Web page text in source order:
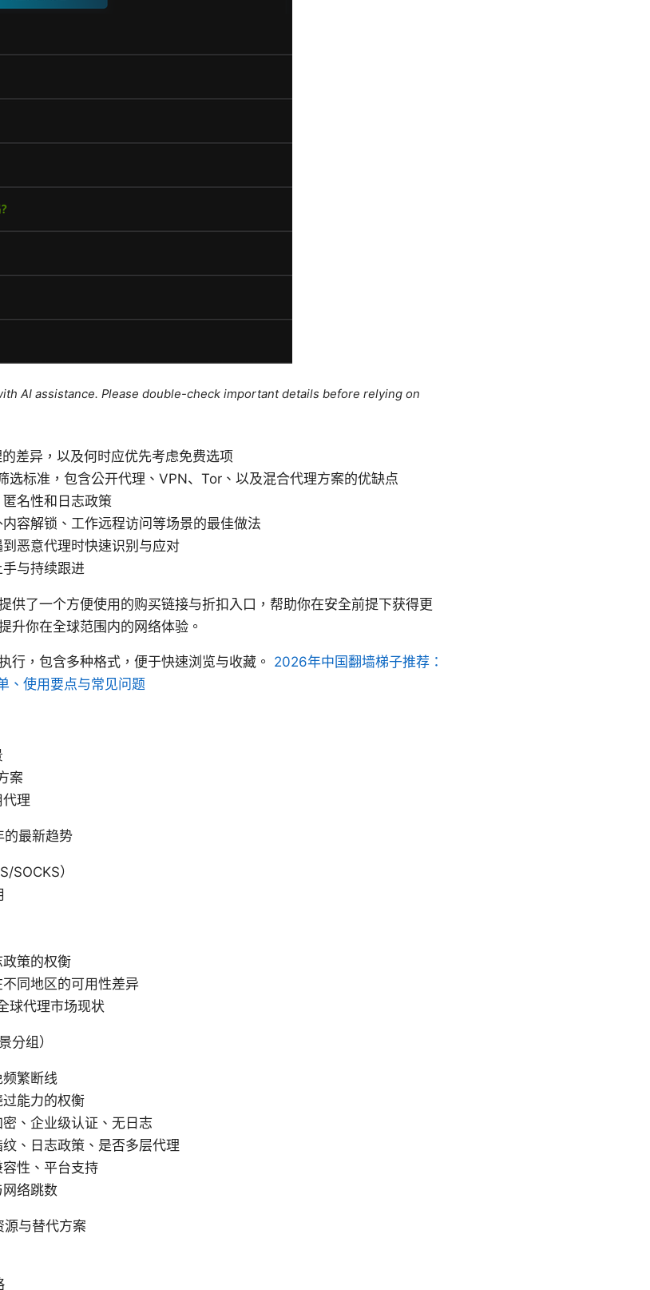
AI assistance. Please double-check important details before relying on
差异，以及何时应优先考虑免费选项
选标准，包含公开代理、VPN、Tor、以及混合代理方案的优缺点
名性和日志政策
容解锁、工作远程访问等场景的最佳做法
恶意代理时快速识别与应对
与持续跟进
供了一个方便使用的购买链接与折扣入口，帮助你在安全前提下获得更
升你在全球范围内的网络体验。
行，包含多种格式，便于快速浏览与收藏。 2026年中国翻墙梯子推荐：
、使用要点与常见问题
案
理
最新趋势
SOCKS）
策的权衡
同地区的可用性差异
球代理市场现状
分组）
繁断线
能力的权衡
、企业级认证、无日志
、日志政策、是否多层代理
性、平台支持
络跳数
与替代方案